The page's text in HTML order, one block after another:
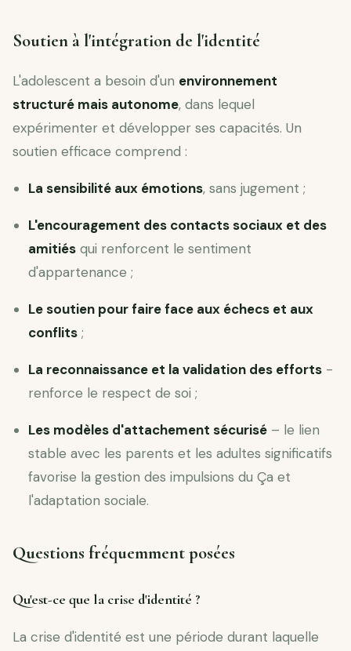
Soutien à l'intégration de l'identité
L'adolescent a besoin d'un environnement
structuré mais autonome, dans lequel
expérimenter et développer ses capacités. Un
soutien efficace comprend :
La sensibilité aux émotions, sans jugement ;
L'encouragement des contacts sociaux et des
amitiés qui renforcent le sentiment
d'appartenance ;
Le soutien pour faire face aux échecs et aux
conflits ;
La reconnaissance et la validation des efforts -
renforce le respect de soi ;
Les modèles d'attachement sécurisé – le lien
stable avec les parents et les adultes significatifs
favorise la gestion des impulsions du Ça et
l'adaptation sociale.
Questions fréquemment posées
Qu'est-ce que la crise d'identité ?
La crise d'identité est une période durant laquelle